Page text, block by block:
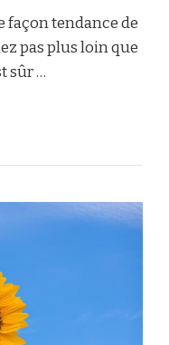
façon tendance de
pas plus loin que
sûr …